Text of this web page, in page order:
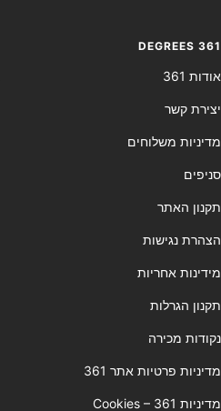
DEGREES 361
אודות 361
יצירת קשר
מדיניות משלוחים
סניפים
תקנון האתר
הצהרת נגישות
מידינות אחריות
תקנון הגרלות
נקודות מכירה
מדיניות פרטיות אתר 361
מדיניות Cookies – 361